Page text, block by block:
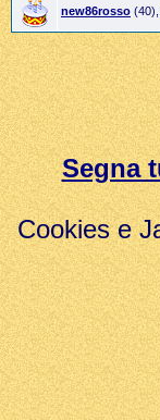
new86rosso (40),
Segna
Cookies e